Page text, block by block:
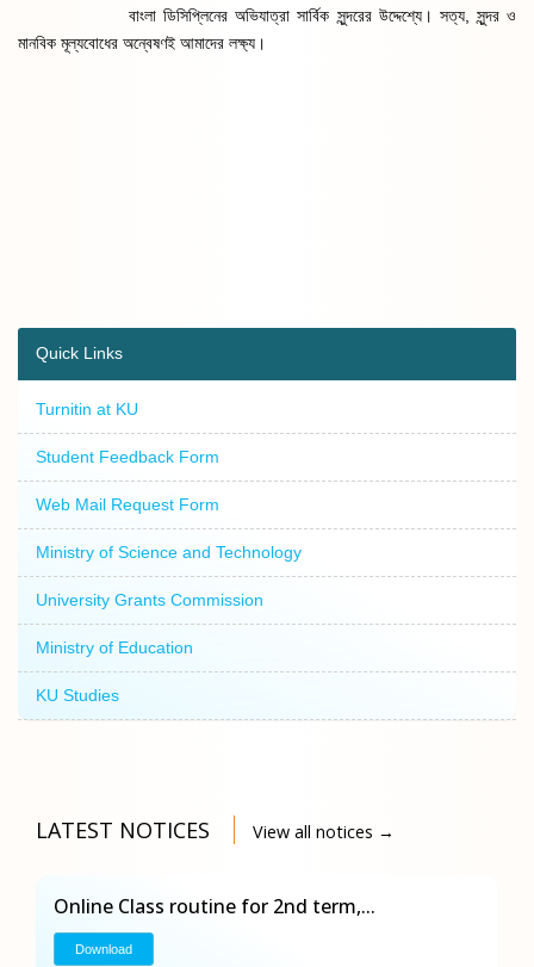
বাংলা ডিসিপ্লিনের অভিযাত্রা সার্বিক সুন্দরের উদ্দেশ্যে। সত্য, সুন্দর ও
মানবিক মূল্যবোধের অন্বেষণই আমাদের লক্ষ্য।
Quick Links
Turnitin at KU
Student Feedback Form
Web Mail Request Form
Ministry of Science and Technology
University Grants Commission
Ministry of Education
KU Studies
LATEST NOTICES View all notices →
Online Class routine for 2nd term,...
Download